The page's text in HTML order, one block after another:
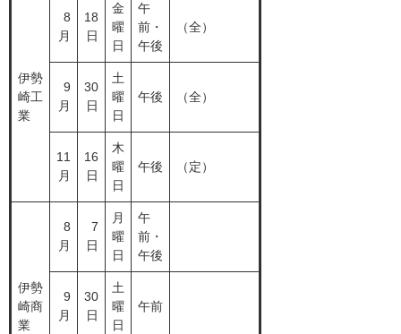
伊勢
崎工
業
8
月
18
日
金
曜
日
午
前・
午後
（全）
9
月
30
日
土
曜
日
午後 （全）
11
月
16
日
木
曜
日
午後 （定）
伊勢
崎商
業
8
月
7
日
月
曜
日
午
前・
午後
9
月
30
日
土
曜
日
午前